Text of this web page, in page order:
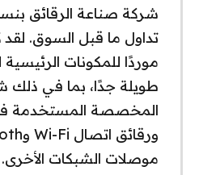
طويلة جدًا، بما في ذلك
موصلات الشبكات الأخرى.